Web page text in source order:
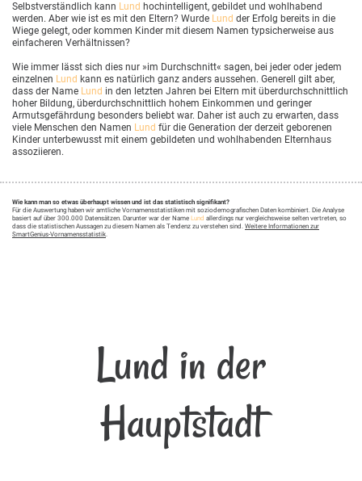
Selbstverständlich kann Lund hochintelligent, gebildet und wohlhabend
werden. Aber wie ist es mit den Eltern? Wurde Lund der Erfolg bereits in die
Wiege gelegt, oder kommen Kinder mit diesem Namen typsicherweise aus
einfacheren Verhältnissen?
Wie immer lässt sich dies nur »im Durchschnitt« sagen, bei jeder oder jedem
einzelnen Lund kann es natürlich ganz anders aussehen. Generell gilt aber,
dass der Name Lund in den letzten Jahren bei Eltern mit überdurchschnittlich
hoher Bildung, überdurchschnittlich hohem Einkommen und geringer
Armutsgefährdung besonders beliebt war. Daher ist auch zu erwarten, dass
viele Menschen den Namen Lund für die Generation der derzeit geborenen
Kinder unterbewusst mit einem gebildeten und wohlhabenden Elternhaus
assoziieren.
Wie kann man so etwas überhaupt wissen und ist das statistisch signifikant?
Für die Auswertung haben wir amtliche Vornamensstatistiken mit soziodemografischen Daten kombiniert. Die Analyse
basiert auf über 300.000 Datensätzen. Darunter war der Name Lund allerdings nur vergleichsweise selten vertreten, so
dass die statistischen Aussagen zu diesem Namen als Tendenz zu verstehen sind. Weitere Informationen zur
SmartGenius-Vornamensstatistik.
Lund in der
Hauptstadt